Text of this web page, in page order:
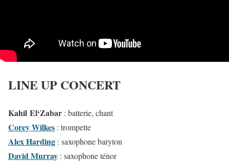
LINE UP CONCERT
Kahil El‘Zabar : batterie, chant
Corey Wilkes : trompette
Alex Harding : saxophone baryton
David Murray : saxophone ténor